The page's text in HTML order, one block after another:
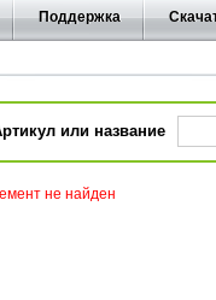
Поддержка
или название
не найден